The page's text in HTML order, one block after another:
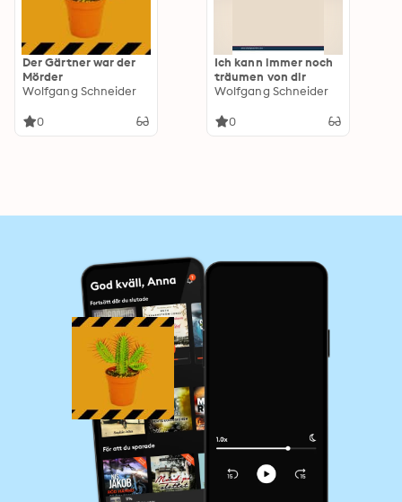
Der Gärtner war der
Mörder
Wolfgang Schneider
0
Ich kann immer noch
träumen von dir
Wolfgang Schneider
0